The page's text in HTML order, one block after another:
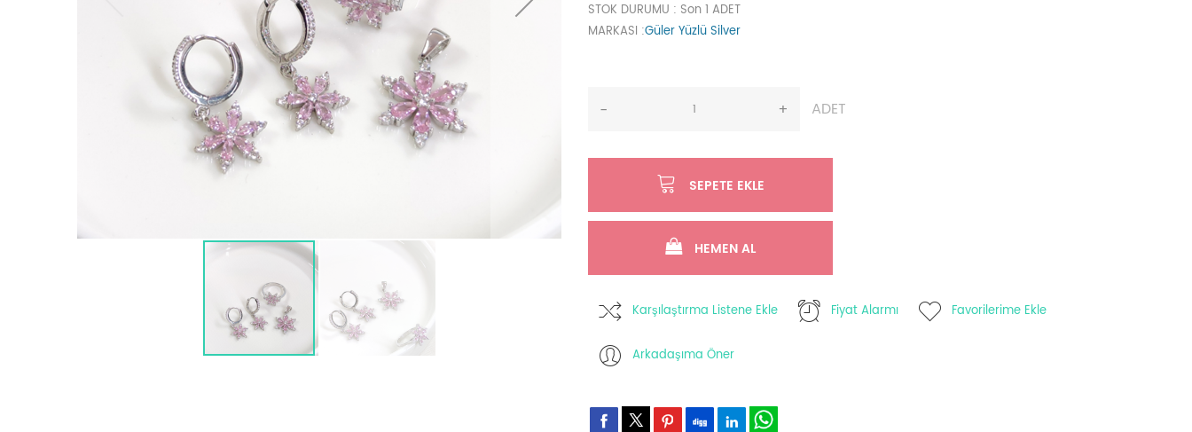
STOK DURUMU : Son 1 ADET
MARKASI :Güler Yüzlü Silver
- + ADET
SEPETE EKLE
HEMEN AL
Karşılaştırma Listene Ekle Fiyat Alarmı Favorilerime Ekle
Arkadaşıma Öner